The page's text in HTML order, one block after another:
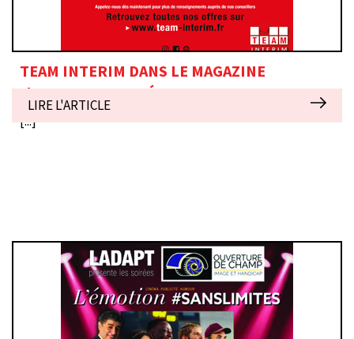
TEAM INTERIM DANS LE MAGAZINE
L'EXPRESS SUPPLÉMENT PACA
[...]
LIRE L'ARTICLE